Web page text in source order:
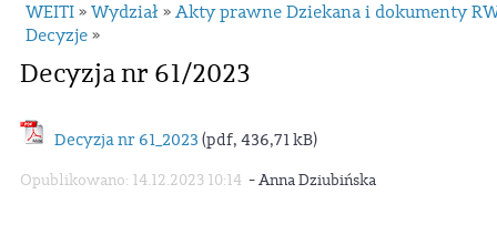
WEITI » Wydział » Akty prawne Dziekana i dokumenty
Decyzje »
Decyzja nr 61/2023
Decyzja nr 61_2023 (pdf, 436,71 kB)
Opublikowano: 14.12.2023 10:14 -Anna Dziubińska